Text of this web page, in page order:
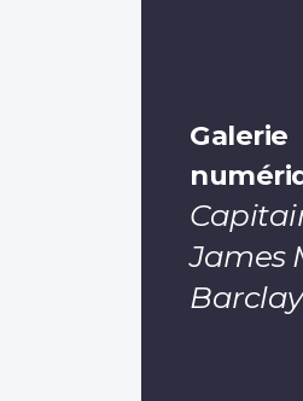
Galerie
James
Barclay